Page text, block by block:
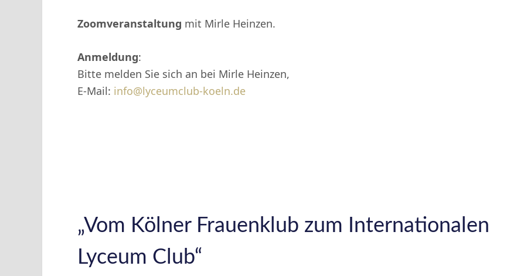
Zoomveranstaltung mit Mirle Heinzen.
Anmeldung:
Bitte melden Sie sich an bei Mirle Heinzen,
E-Mail: info@lyceumclub-koeln.de
„Vom Kölner Frauenklub zum Internationalen
Lyceum Club“